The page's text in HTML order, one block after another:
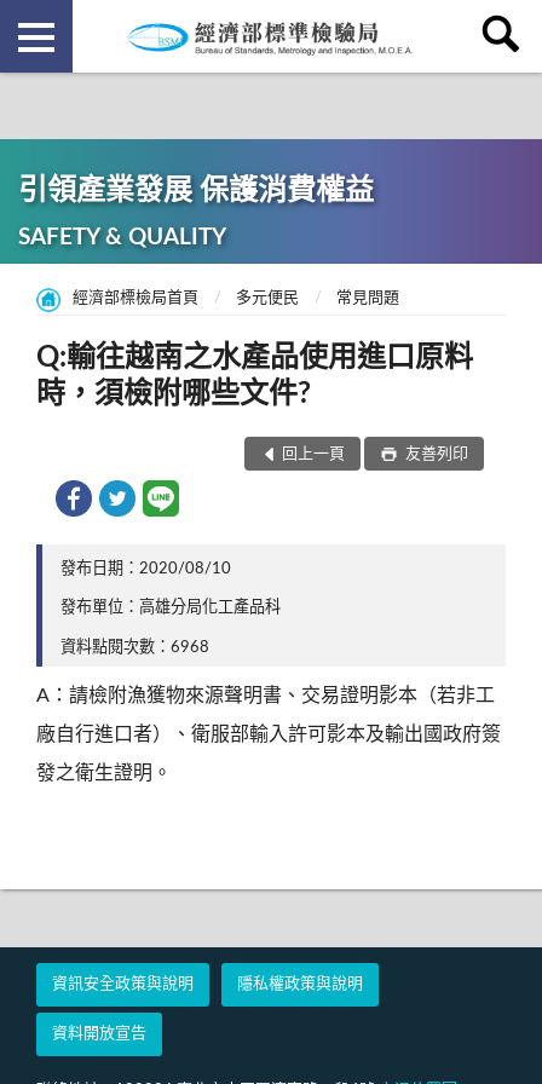
引領產業發展 保護消費權益
SAFETY & QUALITY
經濟部標檢局首頁 多元便民 常見問題
Q:輸往越南之水產品使用進口原料
時，須檢附哪些文件?
回上一頁 友善列印
發布日期：2020/08/10
發布單位：高雄分局化工產品科
資料點閱次數：6968
A：請檢附漁獲物來源聲明書、交易證明影本（若非工
廠自行進口者）、衛服部輸入許可影本及輸出國政府簽
發之衛生證明。
資訊安全政策與說明 隱私權政策與說明
資料開放宣告